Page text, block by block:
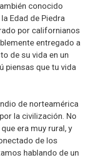
conocido
Edad de Piedra
por californianos
entregado a
de su vida en un
piensas que tu vida
de norteamérica
la civilización. No
era muy rural, y
de los
hablando de un